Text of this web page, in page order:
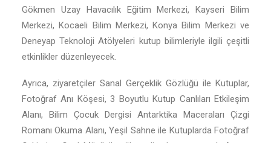
Gökmen Uzay Havacılık Eğitim Merkezi, Kayseri Bilim
Merkezi, Kocaeli Bilim Merkezi, Konya Bilim Merkezi ve
Deneyap Teknoloji Atölyeleri kutup bilimleriyle ilgili çeşitli
etkinlikler düzenleyecek.
Ayrıca, ziyaretçiler Sanal Gerçeklik Gözlüğü ile Kutuplar,
Fotoğraf Anı Köşesi, 3 Boyutlu Kutup Canlıları Etkileşim
Alanı, Bilim Çocuk Dergisi Antarktika Maceraları Çizgi
Romanı Okuma Alanı, Yeşil Sahne ile Kutuplarda Fotoğraf